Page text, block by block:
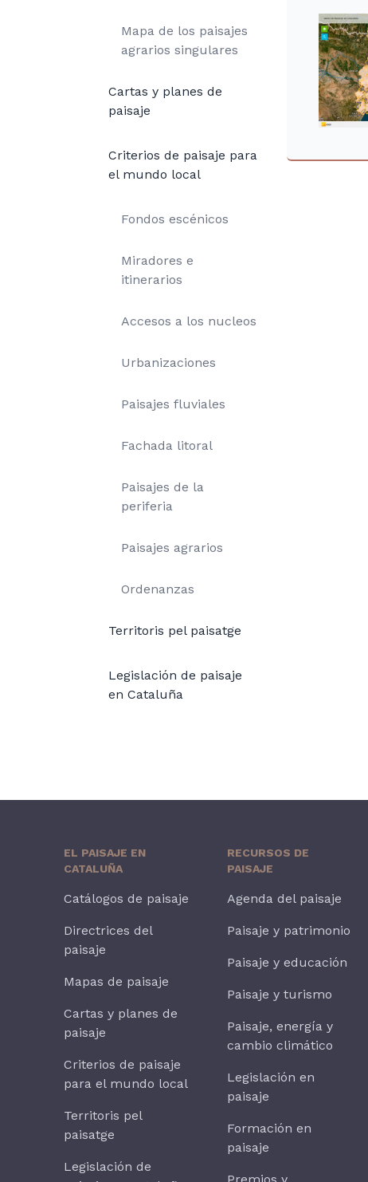
Mapa de los paisajes
agrarios singulares
Cartas y planes de
paisaje
Criterios de paisaje para
el mundo local
Fondos escénicos
Miradores e
itinerarios
Accesos a los nucleos
Urbanizaciones
Paisajes fluviales
Fachada litoral
Paisajes de la
periferia
Paisajes agrarios
Ordenanzas
Territoris pel paisatge
Legislación de paisaje
en Cataluña
EL PAISAJE EN
CATALUÑA
Catálogos de paisaje
Directrices del
paisaje
Mapas de paisaje
Cartas y planes de
paisaje
Criterios de paisaje
para el mundo local
Territoris pel
paisatge
Legislación de
RECURSOS DE
PAISAJE
Agenda del paisaje
Paisaje y patrimonio
Paisaje y educación
Paisaje y turismo
Paisaje, energía y
cambio climático
Legislación en
paisaje
Formación en
paisaje